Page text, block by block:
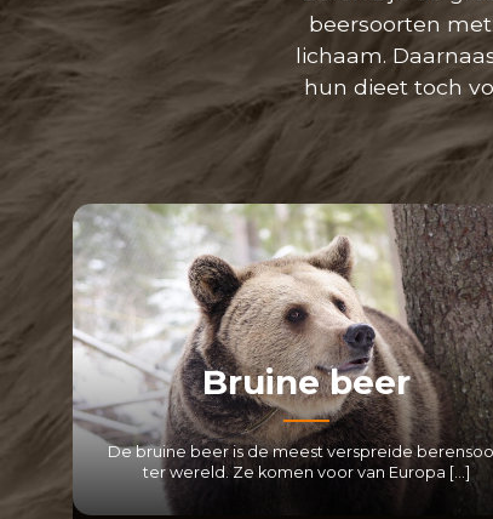
beersoorten
lichaam.
hun dieet toch
Bruine beer
De bruine beer is de meest verspreide
ter wereld. Ze komen voor van Europa […]